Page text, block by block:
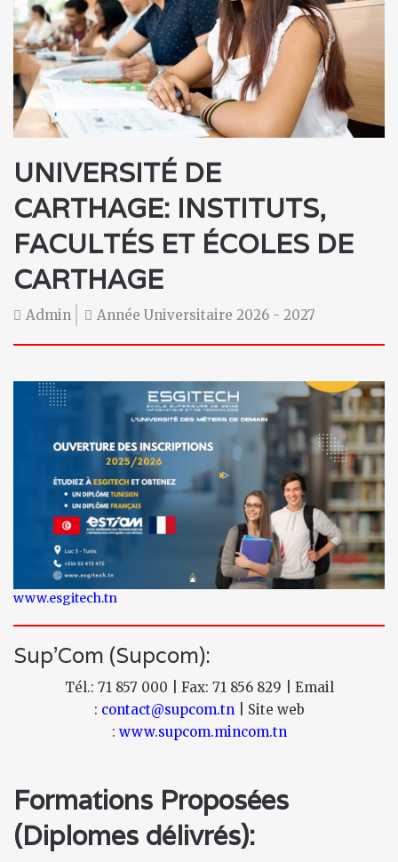
UNIVERSITÉ DE
CARTHAGE: INSTITUTS,
FACULTÉS ET ÉCOLES DE
CARTHAGE
Admin Année Universitaire 2026 - 2027
www.esgitech.tn
Sup'Com (Supcom):
Tél.: 71 857 000 | Fax: 71 856 829 | Email
: contact@supcom.tn | Site web
: www.supcom.mincom.tn
Formations Proposées
(Diplomes délivrés):